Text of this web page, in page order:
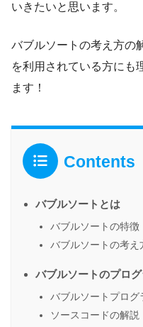
いきたいと思います。
バブルソートの考え方の
を利用されている方にも
ます！
Contents
バブルソートとは
バブルソートの特徴
バブルソートの考え
バブルソートのプロ
バブルソートプログ
ソースコードの解説